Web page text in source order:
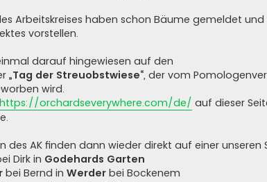
Arbeitskreises haben schon Bäume gemeldet
vorstellen.
darauf hingewiesen auf den
„Tag der Streuobstwiese“, der vom
wird.
https://orchardseverywhere.com/de/ auf dieser
des AK finden dann wieder direkt auf einer
Dirk in Godehards Garten
bei Bernd in Werder bei Bockenem